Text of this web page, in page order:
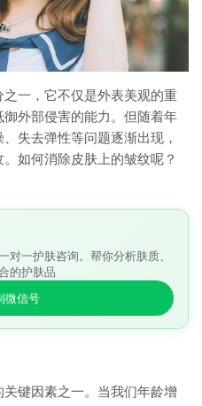
一，它不仅是外表美观的重
外部侵害的能力。但随着年
失去弹性等问题逐渐出现，
如何消除皮肤上的皱纹呢？
对一护肤咨询。帮你分析肤质、
的护肤品
微信号
键因素之一。当我们年龄增